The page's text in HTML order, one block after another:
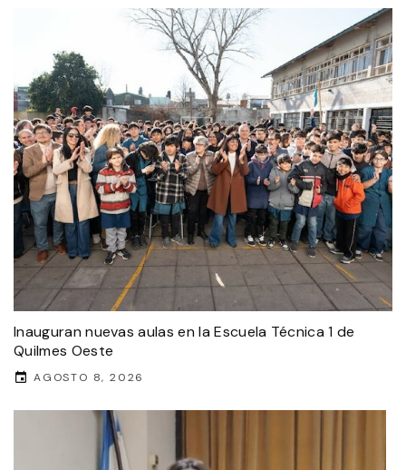
Inauguran nuevas aulas en la Escuela Técnica 1 de
Quilmes Oeste
AGOSTO 8, 2026